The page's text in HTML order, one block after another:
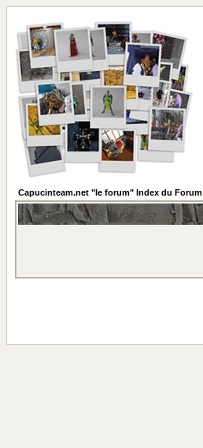
Capucinteam.net "le forum" Index du Forum